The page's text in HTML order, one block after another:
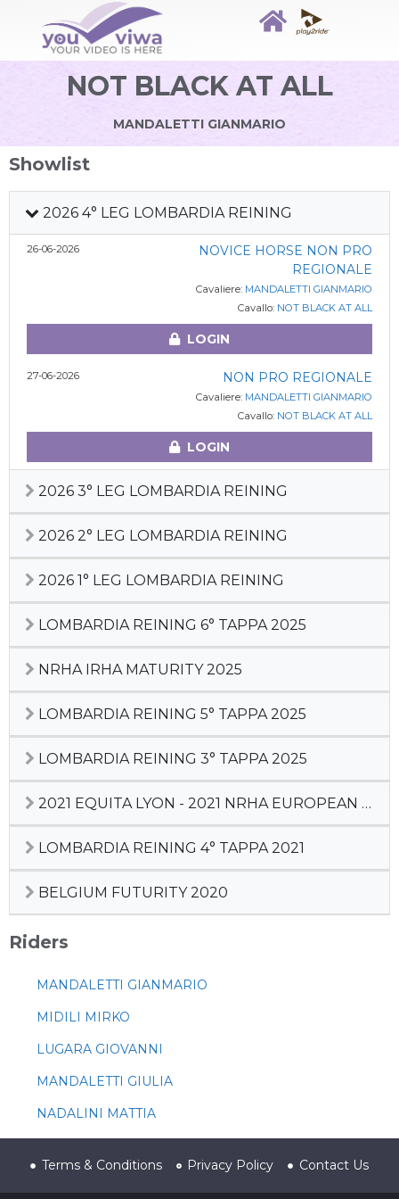
NOT BLACK AT ALL
MANDALETTI GIANMARIO
Showlist
2026 4° LEG LOMBARDIA REINING
26-06-2026
NOVICE HORSE NON PRO
REGIONALE
Cavaliere: MANDALETTI GIANMARIO
Cavallo: NOT BLACK AT ALL
LOGIN
27-06-2026 NON PRO REGIONALE
Cavaliere: MANDALETTI GIANMARIO
Cavallo: NOT BLACK AT ALL
LOGIN
2026 3° LEG LOMBARDIA REINING
2026 2° LEG LOMBARDIA REINING
2026 1° LEG LOMBARDIA REINING
LOMBARDIA REINING 6° TAPPA 2025
NRHA IRHA MATURITY 2025
LOMBARDIA REINING 5° TAPPA 2025
LOMBARDIA REINING 3° TAPPA 2025
2021 EQUITA LYON - 2021 NRHA EUROPEAN DERBY
LOMBARDIA REINING 4° TAPPA 2021
BELGIUM FUTURITY 2020
Riders
MANDALETTI GIANMARIO
MIDILI MIRKO
LUGARA GIOVANNI
MANDALETTI GIULIA
NADALINI MATTIA
Terms & Conditions Privacy Policy Contact Us